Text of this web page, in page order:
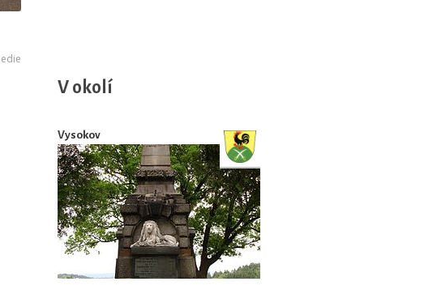
V okolí
Vysokov